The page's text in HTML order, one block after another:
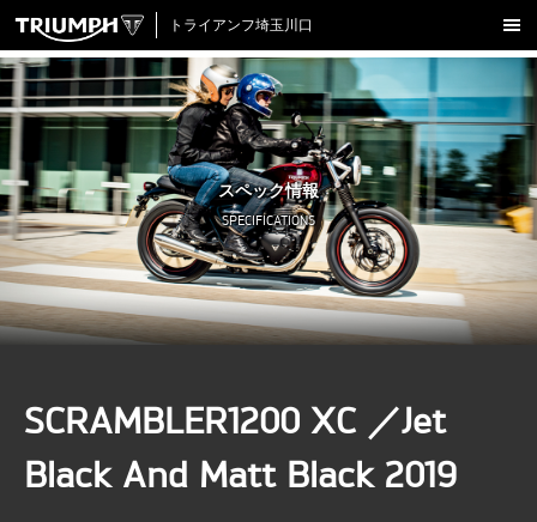
トライアンフ埼玉川口
試乗車一覧
認定中古車
アクセサリー
クロージング
アップデート
店舗情報
スペック情報
SPECIFICATIONS
SCRAMBLER1200 XC ／Jet
Black And Matt Black 2019